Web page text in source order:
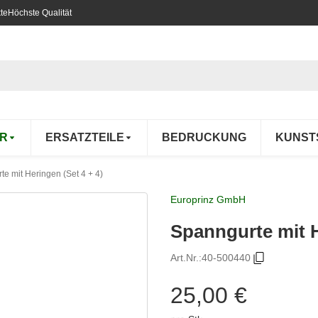
Höchste Qualität
ERSATZTEILE BEDRUCKUNG
mit Heringen (Set 4 + 4)
Europrinz GmbH
Spanngurte mit
Art.Nr.:40-500440
25,00 €